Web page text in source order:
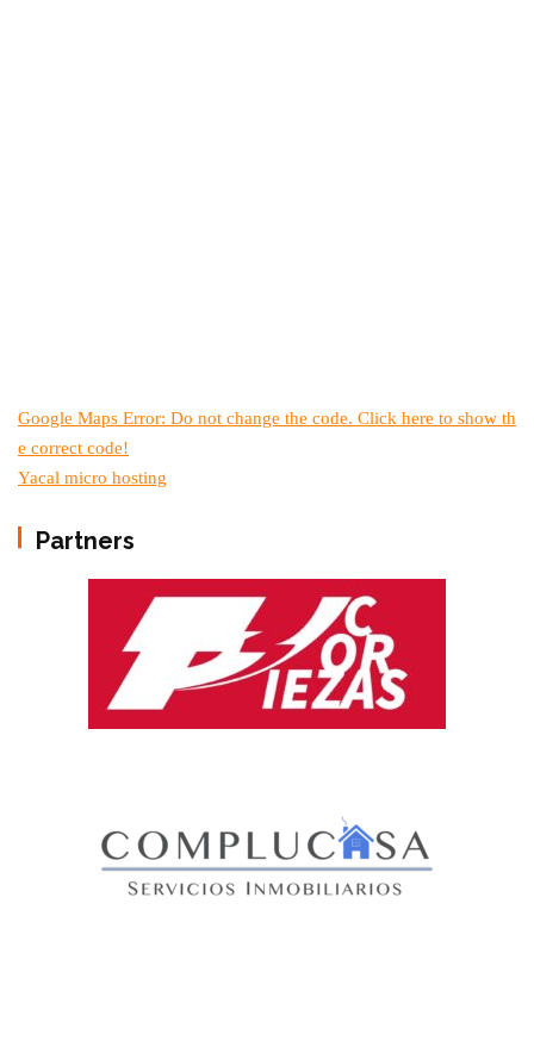
Google Maps Error: Do not change the code. Click here to show th
e correct code!
Yacal micro hosting
Partners